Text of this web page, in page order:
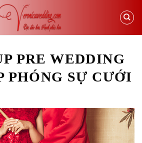
PRE WEDDING
PHÓNG SỰ CƯỚI